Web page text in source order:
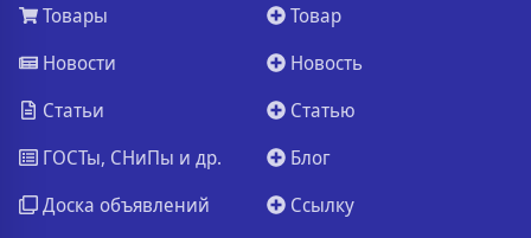
Товары
Новости
Статьи
ГОСТы, СНиПы и др.
Доска объявлений
Товар
Новость
Статью
Блог
Ссылку